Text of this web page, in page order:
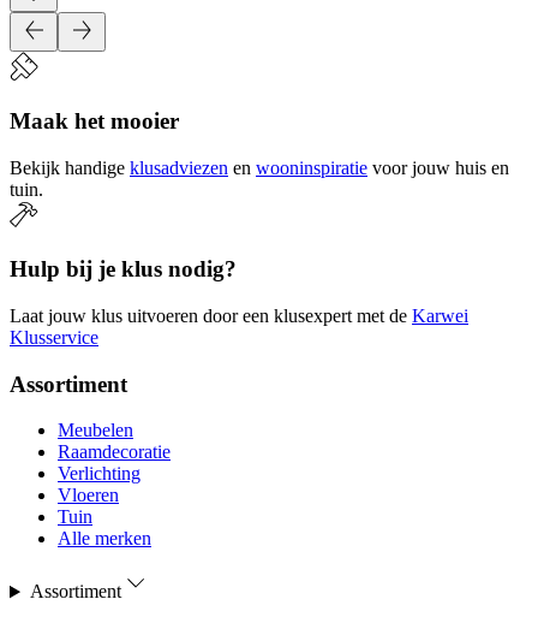
Maak het mooier
Bekijk handige klusadviezen en wooninspiratie voor jouw huis en
tuin.
Hulp bij je klus nodig?
Laat jouw klus uitvoeren door een klusexpert met de Karwei
Klusservice
Assortiment
Meubelen
Raamdecoratie
Verlichting
Vloeren
Tuin
Alle merken
Assortiment